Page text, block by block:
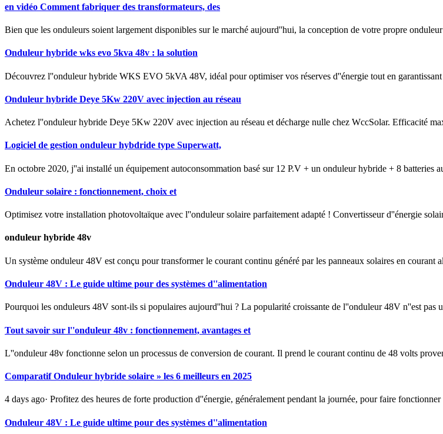
en vidéo Comment fabriquer des transformateurs, des
Bien que les onduleurs soient largement disponibles sur le marché aujourd''hui, la conception de votre propre
Onduleur hybride wks evo 5kva 48v : la solution
Découvrez l''onduleur hybride WKS EVO 5kVA 48V, idéal pour optimiser vos réserves d''énergie tout en
Onduleur hybride Deye 5Kw 220V avec injection au réseau
Achetez l''onduleur hybride Deye 5Kw 220V avec injection au réseau et décharge nulle chez WccSolar. Efficacité
Logiciel de gestion onduleur hybdride type Superwatt,
En octobre 2020, j''ai installé un équipement autoconsommation basé sur 12 P.V + un onduleur hybride + 8 batteries
Onduleur solaire : fonctionnement, choix et
Optimisez votre installation photovoltaïque avec l''onduleur solaire parfaitement adapté ! Convertisseur d''énergie
onduleur hybride 48v
Un système onduleur 48V est conçu pour transformer le courant continu généré par les panneaux solaires en courant
Onduleur 48V : Le guide ultime pour des systèmes d''alimentation
Pourquoi les onduleurs 48V sont-ils si populaires aujourd''hui ? La popularité croissante de l''onduleur 48V n''est pas
Tout savoir sur l''onduleur 48v : fonctionnement, avantages et
L''onduleur 48v fonctionne selon un processus de conversion de courant. Il prend le courant continu de 48 volts
Comparatif Onduleur hybride solaire » les 6 meilleurs en 2025
4 days ago· Profitez des heures de forte production d''énergie, généralement pendant la journée, pour faire
Onduleur 48V : Le guide ultime pour des systèmes d''alimentation